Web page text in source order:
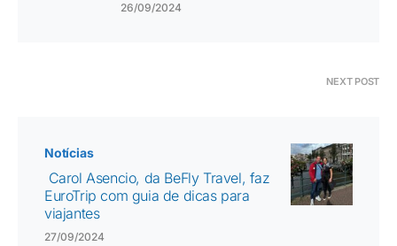
26/09/2024
NEXT POST
Notícias
Carol Asencio, da BeFly Travel, faz
EuroTrip com guia de dicas para
viajantes
27/09/2024